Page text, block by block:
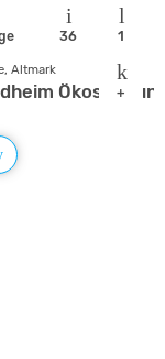
36 1
+
Altmark